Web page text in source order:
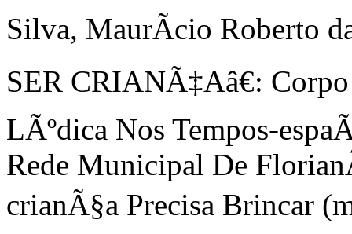
Silva, MaurÃ­cio Roberto
SER CRIANÃ‡Aâ€:
LÃºdica Nos Tempos-
Rede Municipal De
crianÃ§a Precisa Brincar